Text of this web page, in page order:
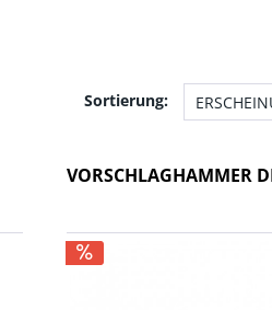
Sortierung:
VORSCHLAGHAMMER